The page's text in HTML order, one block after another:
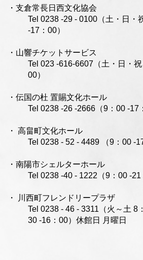
・支倉常長日西文化協会
Tel 0238 -29 - 0100（土・日・
-17：00）
・山響チケットサービス
Tel 023 -616-6607（土・日・
00）
・伝国の杜 置賜文化ホール
Tel 0238 -26 -2666（9：00 -17
・ 高畠町文化ホール
Tel 0238 - 52 - 4489 （9：00 -
・南陽市シェルターホール
Tel 0238 -40 - 1222（9：00 -
・ 川西町フレンドリープラザ
Tel 0238 - 46 - 3311（火～土 8
30 -16：00）休館日 月曜日